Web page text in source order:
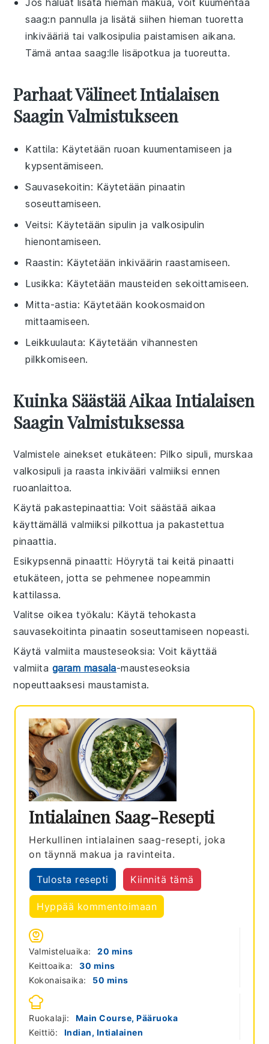
saag:n pannulla ja lisätä siihen hieman tuoretta
inkivääriä tai valkosipulia paistamisen aikana.
Tämä antaa saag:lle lisäpotkua ja tuoreutta.
Parhaat Välineet Intialaisen
Saagin Valmistukseen
Kattila: Käytetään ruoan kuumentamiseen ja
kypsentämiseen.
Sauvasekoitin: Käytetään pinaatin
soseuttamiseen.
Veitsi: Käytetään sipulin ja valkosipulin
hienontamiseen.
Raastin: Käytetään inkiväärin raastamiseen.
Lusikka: Käytetään mausteiden sekoittamiseen.
Mitta-astia: Käytetään kookosmaidon
mittaamiseen.
Leikkuulauta: Käytetään vihannesten
pilkkomiseen.
Kuinka Säästää Aikaa Intialaisen
Saagin Valmistuksessa
Valmistele ainekset etukäteen: Pilko sipuli, murskaa
valkosipuli ja raastainkivääri valmiiksi ennen
ruoanlaittoa.
Käytä pakastepinaattia: Voit säästää aikaa
käyttämällä valmiiksi pilkottua ja pakastettua
pinaattia.
Esikypsennä pinaatti: Höyrytä tai keitäpinaatti
etukäteen, jotta se pehmenee nopeammin
kattilassa.
Valitse oikea työkalu: Käytä tehokasta
sauvasekoitinta pinaatin soseuttamiseen nopeasti.
Käytä valmiita mausteseoksia: Voit käyttää
valmiita garam masala-mausteseoksia
nopeuttaaksesi maustamista.
Intialainen Saag-Resepti
Herkullinen intialainen saag-resepti, joka
on täynnä makua ja ravinteita.
Tulosta resepti Kiinnitä tämä
Hyppää kommentoimaan
Valmisteluaika: 20 minutes
mins
Keittoaika:
30 minutes
mins
Kokonaisaika:
50 minutes
mins
Ruokalaji:
Main Course, Pääruoka
Keittiö:
Indian, Intialainen